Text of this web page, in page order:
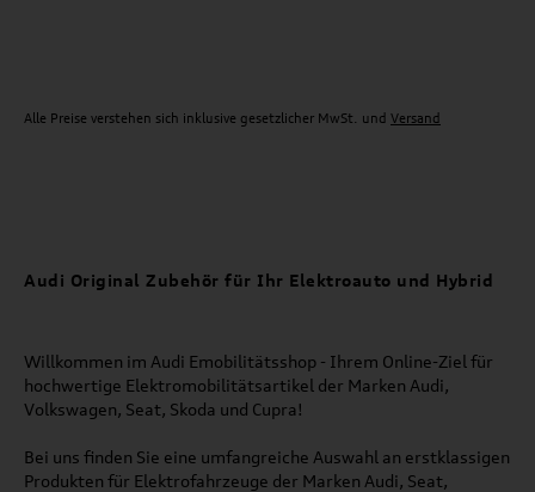
Alle Preise verstehen sich inklusive gesetzlicher MwSt. und Versand
Audi Original Zubehör für Ihr Elektroauto und Hybrid
Willkommen im Audi Emobilitätsshop - Ihrem Online-Ziel für
hochwertige Elektromobilitätsartikel der Marken Audi,
Volkswagen, Seat, Skoda und Cupra!
Bei uns finden Sie eine umfangreiche Auswahl an erstklassigen
Produkten für Elektrofahrzeuge der Marken Audi, Seat,